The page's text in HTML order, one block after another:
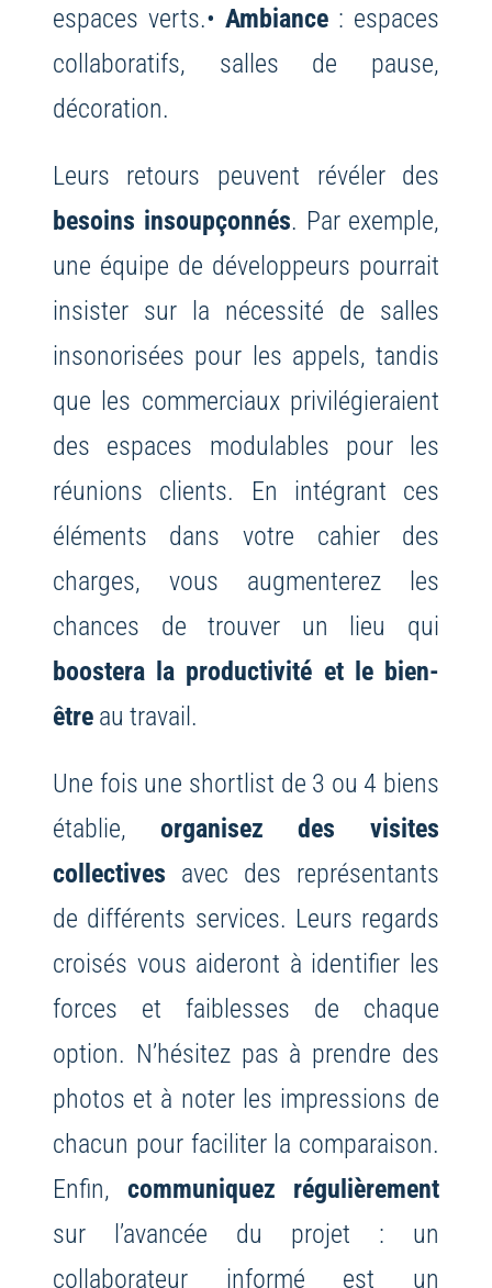
espaces verts.• Ambiance : espaces
collaboratifs, salles de pause,
décoration.
Leurs retours peuvent révéler des
besoins insoupçonnés. Par exemple,
une équipe de développeurs pourrait
insister sur la nécessité de salles
insonorisées pour les appels, tandis
que les commerciaux privilégieraient
des espaces modulables pour les
réunions clients. En intégrant ces
éléments dans votre cahier des
charges, vous augmenterez les
chances de trouver un lieu qui
boostera la productivité et le bien-
êtreau travail.
Une fois une shortlist de 3 ou 4 biens
établie, organisez des visites
collectives avec des représentants
de différents services. Leurs regards
croisés vous aideront à identifier les
forces et faiblesses de chaque
option. N’hésitez pas à prendre des
photos et à noter les impressions de
chacun pour faciliter la comparaison.
Enfin, communiquez régulièrement
sur l’avancée du projet : un
collaborateur informé est un